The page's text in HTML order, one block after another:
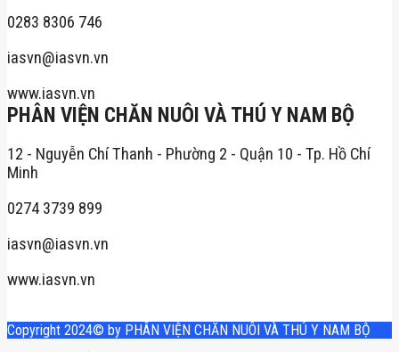
0283 8306 746
iasvn@iasvn.vn
www.iasvn.vn
PHÂN VIỆN CHĂN NUÔI VÀ THÚ Y NAM BỘ
12 - Nguyễn Chí Thanh - Phường 2 - Quận 10 - Tp. Hồ Chí
Minh
0274 3739 899
iasvn@iasvn.vn
www.iasvn.vn
Copyright 2024© by PHÂN VIỆN CHĂN NUÔI VÀ THÚ Y NAM BỘ